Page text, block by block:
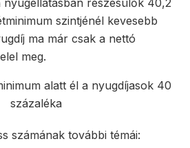
nyugellátásban részesülők 40,2
szintjénél kevesebb
ma már csak a nettó
meg.
számának további témái: